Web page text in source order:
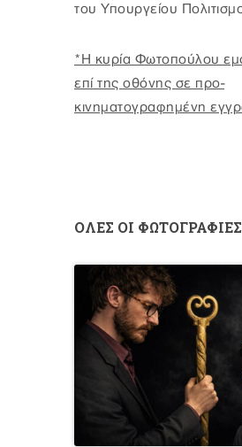
του Υπουργείου
*H κυρία Φωτοπούλου
επί της οθόνης σε προ-
κινηματογραφημένη
ΟΛΕΣ ΟΙ ΦΩΤΟΓΡΑΦΙΕΣ